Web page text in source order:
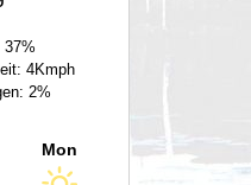
37%
4Kmph
2%
Mon